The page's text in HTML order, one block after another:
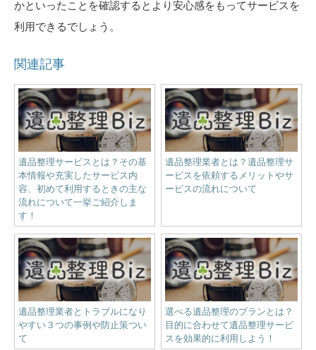
かといったことを確認するとより安心感をもってサービスを
利用できるでしょう。
関連記事
遺品整理サービスとは？その基
本情報や充実したサービス内
容、初めて利用するときの主な
流れについて一挙ご紹介しま
す！
遺品整理業者とは？遺品整理サ
ービスを依頼するメリットやサ
ービスの流れについて
遺品整理業者とトラブルになり
やすい３つの事例や防止策つい
て
選べる遺品整理のプランとは？
目的に合わせて遺品整理サービ
スを効果的に利用しよう！